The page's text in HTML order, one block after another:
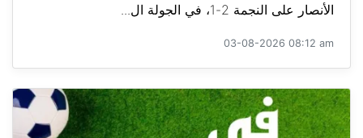
الأنصار على النجمة 2-1، في الجولة ال...
03-08-2026 08:12 am